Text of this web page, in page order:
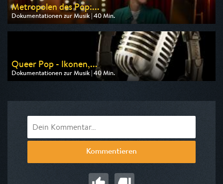
Metropolen des Pop:...
Dokumentationen zur Musik | 40 Min.
Ausgestrahlt von 3sat
am 08.08.2026, 19:20
Queer Pop - Ikonen,...
Dokumentationen zur Musik | 40 Min.
Ausgestrahlt von Phoenix
Kommentieren